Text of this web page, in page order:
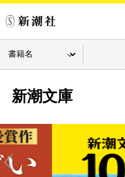
新潮文庫